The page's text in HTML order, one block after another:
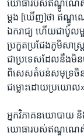
យោធា​របស់​ឥណ្ឌូណេស៊ី
ម្តង ​[ឃើញ]​ថា​ ឥណ្ឌូ
ឯករាជ្យ​ ហើយ​ជា​ប៉ូល​
ប្រកួត​ប្រជែង​ភូមិ​សា
ជា​ប្រទេស​ដែល​នឹង​មិ
ពិសេស​តំបន់​សមុទ្រ​ចិ
ជម្លោះ​ដោយ​ប្រយោល
អ្នក​វិភាគ​នយោបាយ​
យោធា​របស់​ឥណ្ឌូណេស៊ី​ម